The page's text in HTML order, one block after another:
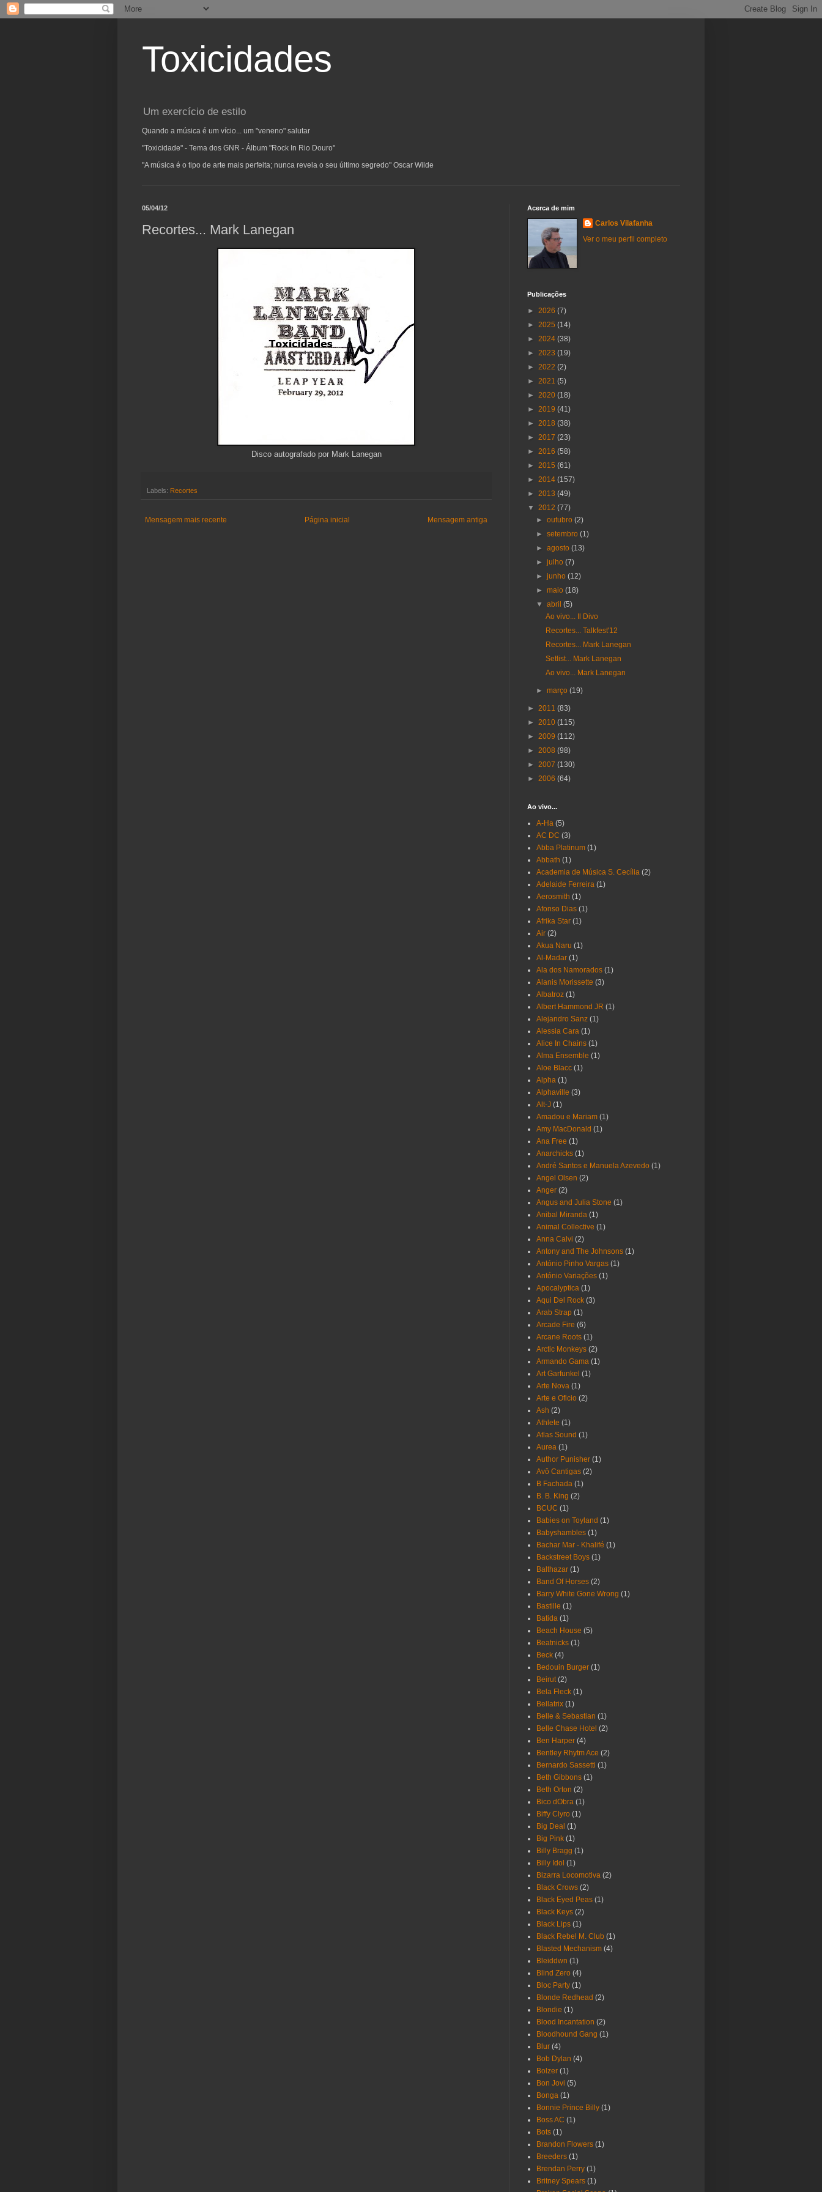
Toxicidades
Um exercício de estilo
Quando a música é um vício... um "veneno" salutar
"Toxicidade" - Tema dos GNR - Álbum "Rock In Rio Douro"
"A música é o tipo de arte mais perfeita; nunca revela o seu último segredo" Oscar Wilde
05/04/12
Recortes... Mark Lanegan
Disco autografado por Mark Lanegan
Labels: Recortes
Mensagem mais recente Mensagem antiga
Página inicial
Acerca de mim
Carlos Vilafanha
Ver o meu perfil completo
Publicações
► 2026 (7)
► 2025 (14)
► 2024 (38)
► 2023 (19)
► 2022 (2)
► 2021 (5)
► 2020 (18)
► 2019 (41)
► 2018 (38)
► 2017 (23)
► 2016 (58)
► 2015 (61)
► 2014 (157)
► 2013 (49)
▼ 2012 (77)
►outubro(2)
►setembro(1)
►agosto(13)
►julho(7)
►junho(12)
►maio(18)
▼abril(5)
Ao vivo... Il Divo
Recortes... Talkfest'12
Recortes... Mark Lanegan
Setlist... Mark Lanegan
Ao vivo... Mark Lanegan
►março(19)
► 2011 (83)
► 2010 (115)
► 2009 (112)
► 2008 (98)
► 2007 (130)
► 2006 (64)
Ao vivo...
A-Ha (5)
AC DC (3)
Abba Platinum (1)
Abbath (1)
Academia de Música S. Cecília (2)
Adelaide Ferreira (1)
Aerosmith (1)
Afonso Dias (1)
Afrika Star (1)
Air (2)
Akua Naru (1)
Al-Madar (1)
Ala dos Namorados (1)
Alanis Morissette (3)
Albatroz (1)
Albert Hammond JR (1)
Alejandro Sanz (1)
Alessia Cara (1)
Alice In Chains (1)
Alma Ensemble (1)
Aloe Blacc (1)
Alpha (1)
Alphaville (3)
Alt-J (1)
Amadou e Mariam (1)
Amy MacDonald (1)
Ana Free (1)
Anarchicks (1)
André Santos e Manuela Azevedo (1)
Angel Olsen (2)
Anger (2)
Angus and Julia Stone (1)
Anibal Miranda (1)
Animal Collective (1)
Anna Calvi (2)
Antony and The Johnsons (1)
António Pinho Vargas (1)
António Variações (1)
Apocalyptica (1)
Aqui Del Rock (3)
Arab Strap (1)
Arcade Fire (6)
Arcane Roots (1)
Arctic Monkeys (2)
Armando Gama (1)
Art Garfunkel (1)
Arte Nova (1)
Arte e Oficio (2)
Ash (2)
Athlete (1)
Atlas Sound (1)
Aurea (1)
Author Punisher (1)
Avô Cantigas (2)
B Fachada (1)
B. B. King (2)
BCUC (1)
Babies on Toyland (1)
Babyshambles (1)
Bachar Mar - Khalifé (1)
Backstreet Boys (1)
Balthazar (1)
Band Of Horses (2)
Barry White Gone Wrong (1)
Bastille (1)
Batida (1)
Beach House (5)
Beatnicks (1)
Beck (4)
Bedouin Burger (1)
Beirut (2)
Bela Fleck (1)
Bellatrix (1)
Belle & Sebastian (1)
Belle Chase Hotel (2)
Ben Harper (4)
Bentley Rhytm Ace (2)
Bernardo Sassetti (1)
Beth Gibbons (1)
Beth Orton (2)
Bico dObra (1)
Biffy Clyro (1)
Big Deal (1)
Big Pink (1)
Billy Bragg (1)
Billy Idol (1)
Bizarra Locomotiva (2)
Black Crows (2)
Black Eyed Peas (1)
Black Keys (2)
Black Lips (1)
Black Rebel M. Club (1)
Blasted Mechanism (4)
Bleiddwn (1)
Blind Zero (4)
Bloc Party (1)
Blonde Redhead (2)
Blondie (1)
Blood Incantation (2)
Bloodhound Gang (1)
Blur (4)
Bob Dylan (4)
Bolzer (1)
Bon Jovi (5)
Bonga (1)
Bonnie Prince Billy (1)
Boss AC (1)
Bots (1)
Brandon Flowers (1)
Breeders (1)
Brendan Perry (1)
Britney Spears (1)